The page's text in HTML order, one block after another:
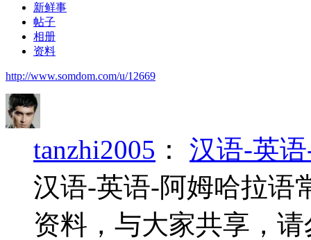
新鲜事
帖子
相册
资料
http://www.somdom.com/u/12669
tanzhi2005 ： 汉语-英
汉语-英语-阿姆哈拉语
资料，与大家共享，